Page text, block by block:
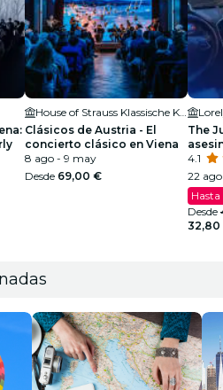
Clásicos de Austria - El
concierto clásico en Viena
8 ago - 9 may
Desde 69,00 €
The
4.1
22 ago
Hasta
Desde
32,80